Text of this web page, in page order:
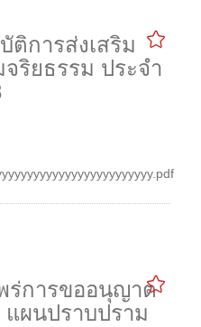
การส่งเสริม
ริยธรรม ประจำ
ร่การขออนุญาต
แผนปราบปราม